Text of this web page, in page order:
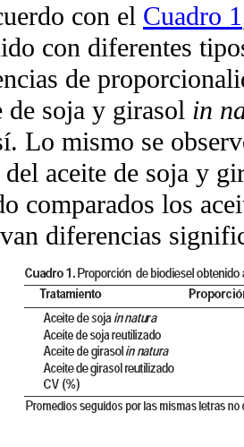
con el Cuadro 1
con diferentes
de
de soja y girasol in
Lo mismo se
aceite de soja y
comparados los
diferencias